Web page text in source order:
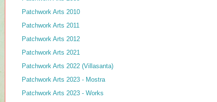
Patchwork Arts 2010
Patchwork Arts 2011
Patchwork Arts 2012
Patchwork Arts 2021
Patchwork Arts 2022 (Villasanta)
Patchwork Arts 2023 - Mostra
Patchwork Arts 2023 - Works